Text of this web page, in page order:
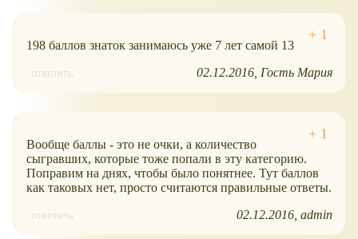
198 баллов знаток занимаюсь уже 7 лет самой 13
ответить 02.12.2016 Гость Мария
Вообще баллы - это не очки, а количество
сыгравших, которые тоже попали в эту категорию.
Поправим на днях, чтобы было понятнее. Тут баллов
как таковых нет, просто считаются правильные ответы.
ответить 02.12.2016 admin